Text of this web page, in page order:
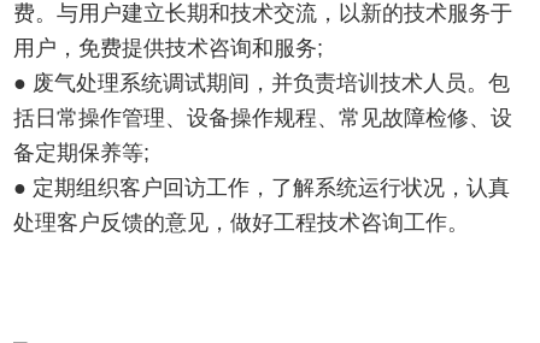
费。与用户建立长期和技术交流，以新的技术服务于
用户，免费提供技术咨询和服务;
● 废气处理系统调试期间，并负责培训技术人员。包
括日常操作管理、设备操作规程、常见故障检修、设
备定期保养等;
● 定期组织客户回访工作，了解系统运行状况，认真
处理客户反馈的意见，做好工程技术咨询工作。